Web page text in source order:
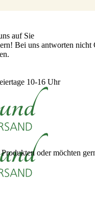
auf Sie
Bei uns antworten
10-16 Uhr
oder möchten